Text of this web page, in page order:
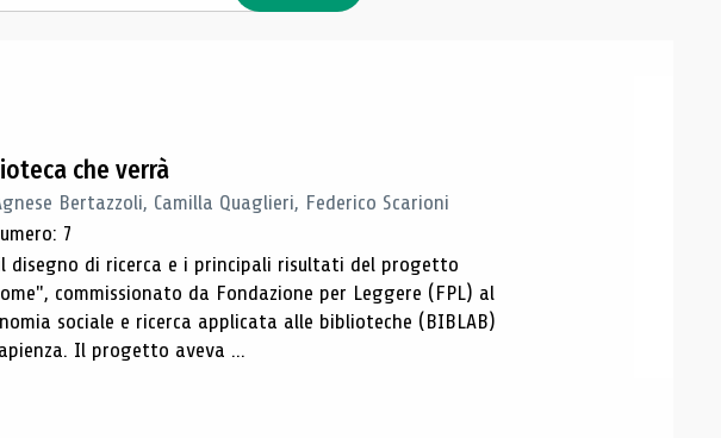
che verrà
Bertazzoli, Camilla Quaglieri, Federico Scarioni
7
disegno di ricerca e i principali risultati del progetto
commissionato da Fondazione per Leggere (FPL) al
sociale e ricerca applicata alle biblioteche (BIBLAB)
Il progetto aveva ...